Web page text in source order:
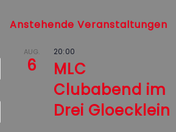
Anstehende Veranstaltungen
AUG.
6
20:00
MLC
Clubabend im
Drei Gloecklein